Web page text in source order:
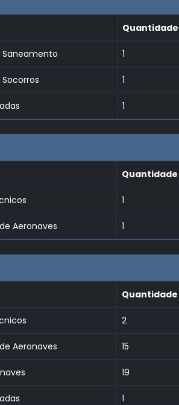
Quantidade
Saneamento 1
1
1
Quantidade
1
Aeronaves 1
Quantidade
2
Aeronaves 15
19
1